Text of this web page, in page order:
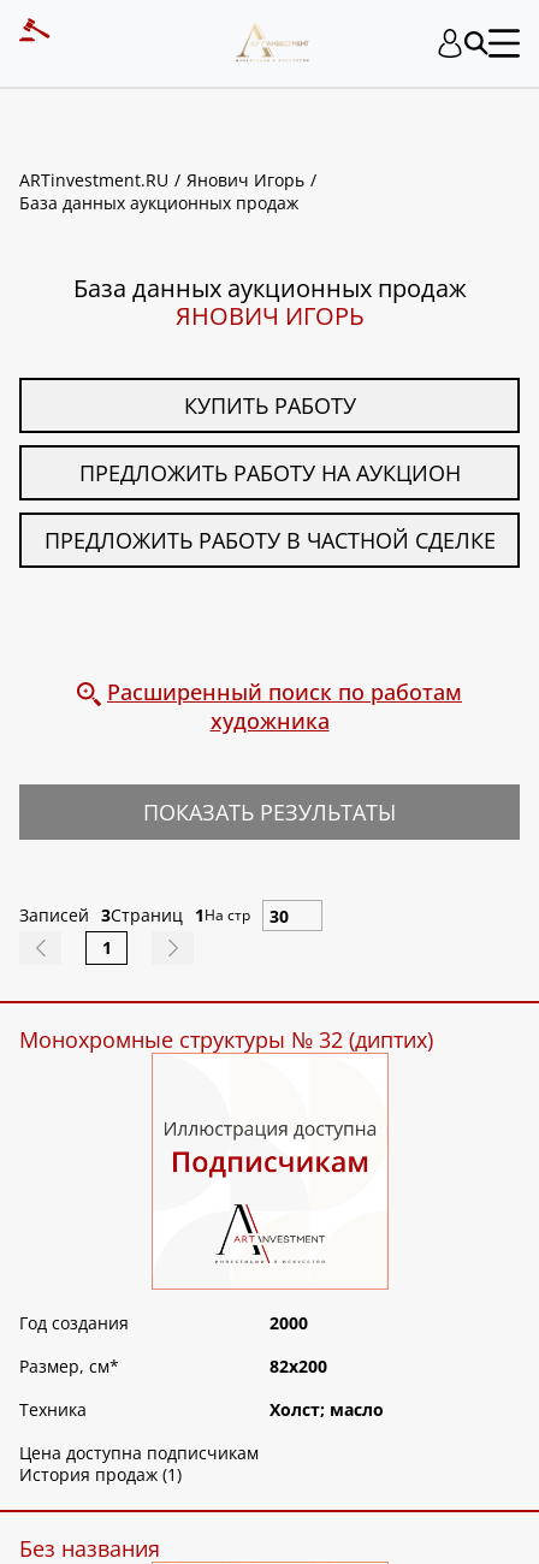
ARTinvestment.RU
Янович Игорь
База данных аукционных продаж
База данных аукционных продаж
ЯНОВИЧ ИГОРЬ
КУПИТЬ РАБОТУ
ПРЕДЛОЖИТЬ РАБОТУ НА АУКЦИОН
ПРЕДЛОЖИТЬ РАБОТУ В ЧАСТНОЙ СДЕЛКЕ
Расширенный поиск по работам
художника
ПОКАЗАТЬ РЕЗУЛЬТАТЫ
Записей 3Страниц 1На стр
1
Монохромные структуры № 32 (диптих)
Год создания
2000
Размер, см*
82х200
Техника
Холст; масло
Цена доступна подписчикам
История продаж (1)
Без названия